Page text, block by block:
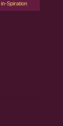
in-Spiration